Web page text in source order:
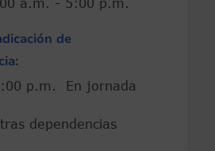
a.m. - 5:00 p.m.
de
p.m. En jornada
dependencias